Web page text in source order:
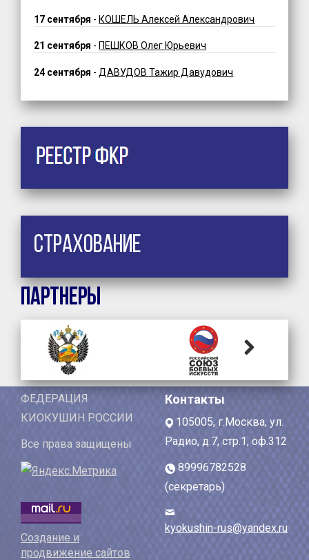
17 сентября - КОШЕЛЬ Алексей Александрович
21 сентября - ПЕШКОВ Олег Юрьевич
24 сентября - ДАВУДОВ Тажир Давудович
Страхование
Партнеры
ФЕДЕРАЦИЯ
КИОКУШИН РОССИИ
Все права защищены
Создание и
продвижение сайтов
Контакты
105005, г.Москва, ул.
Радио, д.7, стр.1, оф.312
89996782528
(секретарь)
kyokushin-rus@yandex.ru